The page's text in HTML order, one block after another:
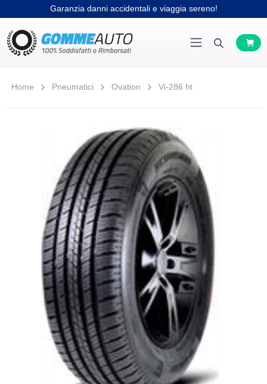
Garanzia danni accidentali e viaggia sereno!
Home Pneumatici Ovation Vi-286 ht